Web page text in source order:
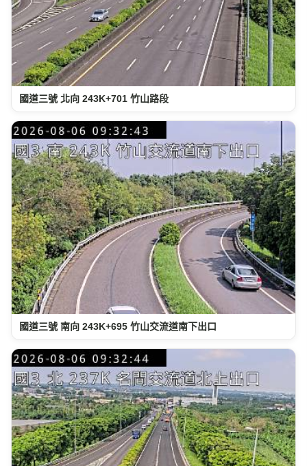
國道三號 北向 243K+701 竹山路段
國道三號 南向 243K+695 竹山交流道南下出口